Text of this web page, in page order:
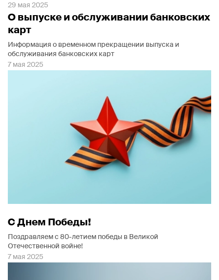
29 мая 2025
О выпуске и обслуживании банковских
карт
Информация о временном прекращении выпуска и
обслуживания банковских карт
7 мая 2025
С Днем Победы!
Поздравляем с 80-летием победы в Великой
Отечественной войне!
7 мая 2025